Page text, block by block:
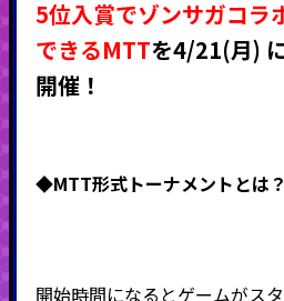
5位入賞でゾンサガコラ
できるMTTを4/21(月)
開催！
◆MTT形式トーナメントとは？
開始時間になるとゲームがス